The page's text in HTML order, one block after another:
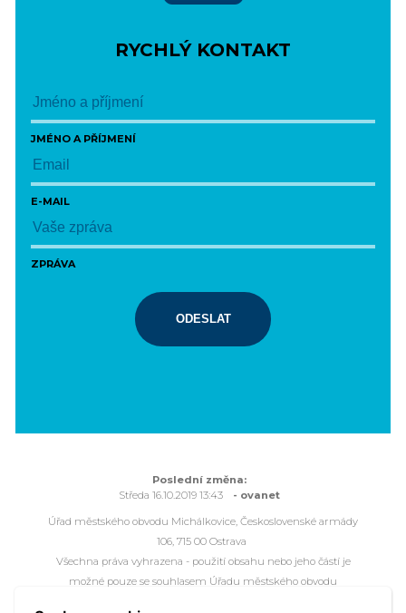
RYCHLÝ KONTAKT
JMÉNO A PŘÍJMENÍ
E-MAIL
ZPRÁVA
ODESLAT
Poslední změna:
Středa 16.10.2019 13:43
- ovanet
Úřad městského obvodu Michálkovice, Československé armády
106, 715 00 Ostrava
Všechna práva vyhrazena - použití obsahu nebo jeho částí je
možné pouze se souhlasem Úřadu městského obvodu